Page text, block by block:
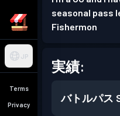
JP
Terms
Privacy
seasonal pass
Fishermon
実績:
バトルパス